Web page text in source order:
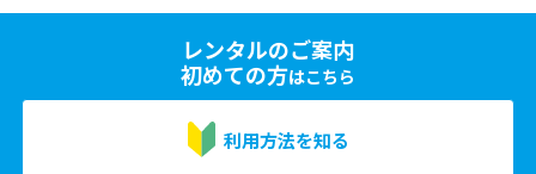
レンタルのご案内
初めての方はこちら
利用方法を知る